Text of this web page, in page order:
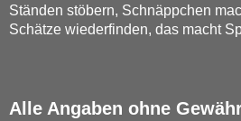
Ständen stöbern, Schnäppchen
Schätze wiederfinden, das macht
Alle Angaben ohne